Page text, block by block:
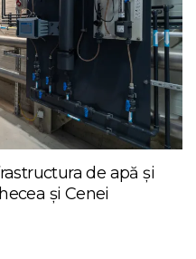
de apă și
și Cenei